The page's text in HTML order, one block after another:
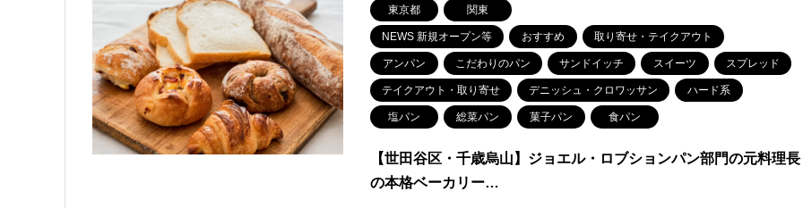
東京都 関東
NEWS 新規オープン等 おすすめ 取り寄せ・テイクアウト
アンパン こだわりのパン サンドイッチ スイーツ スプレッド
テイクアウト・取り寄せ デニッシュ・クロワッサン ハード系
塩パン 総菜パン 菓子パン 食パン
【世田谷区・千歳烏山】ジョエル・ロブションパン部門の元料理長
の本格ベーカリー…